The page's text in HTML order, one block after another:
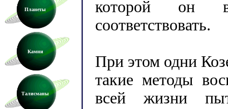
Планеты
Камни
Талисманы
которой он
соответствовать.
При этом одни
такие методы
всей жизни